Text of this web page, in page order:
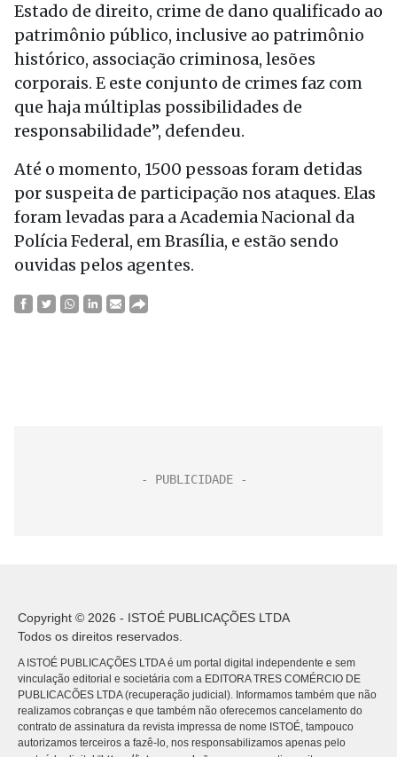
Estado de direito, crime de dano qualificado ao
patrimônio público, inclusive ao patrimônio
histórico, associação criminosa, lesões
corporais. E este conjunto de crimes faz com
que haja múltiplas possibilidades de
responsabilidade”, defendeu.
Até o momento, 1500 pessoas foram detidas
por suspeita de participação nos ataques. Elas
foram levadas para a Academia Nacional da
Polícia Federal, em Brasília, e estão sendo
ouvidas pelos agentes.
Copyright © 2026 - ISTOÉ PUBLICAÇÕES LTDA
Todos os direitos reservados.
A ISTOÉ PUBLICAÇÕES LTDA é um portal digital independente e sem
vinculação editorial e societária com a EDITORA TRES COMÉRCIO DE
PUBLICACÕES LTDA (recuperação judicial). Informamos também que não
realizamos cobranças e que também não oferecemos cancelamento do
contrato de assinatura da revista impressa de nome ISTOÉ, tampouco
autorizamos terceiros a fazê-lo, nos responsabilizamos apenas pelo